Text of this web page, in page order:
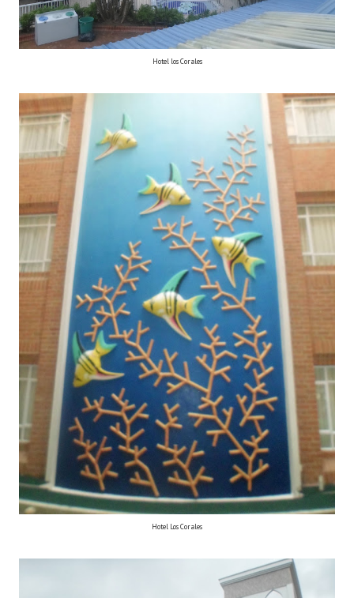
Hotel los Corales
Hotel Los Corales